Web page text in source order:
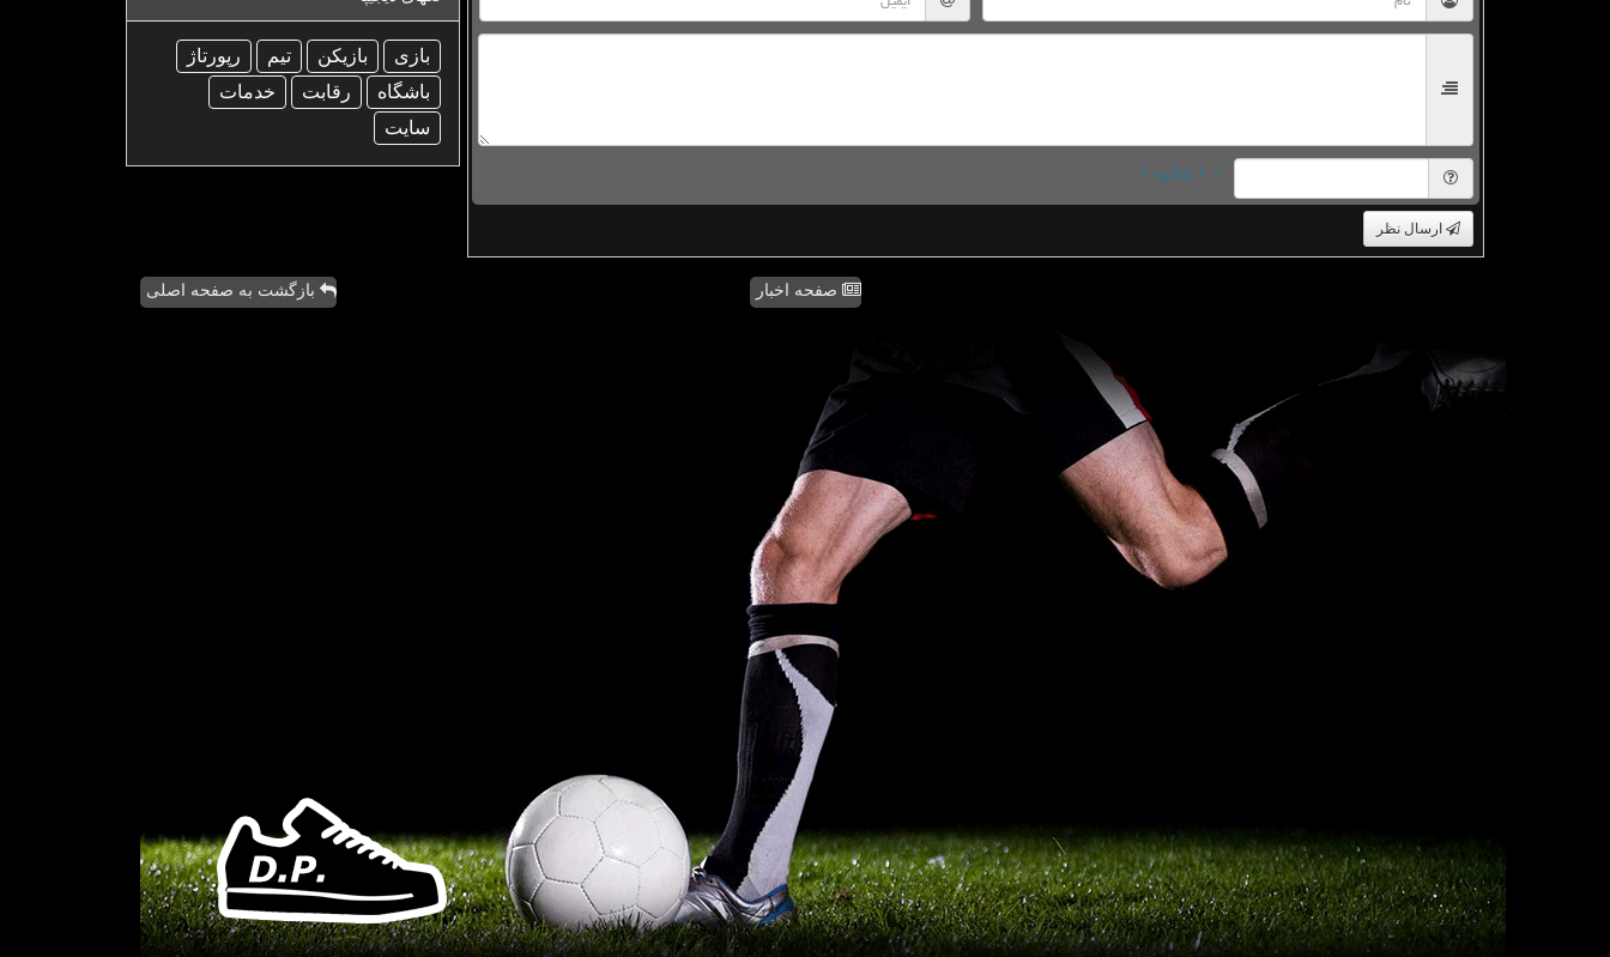
= ۶ بعلاوه ۱
ارسال نظر
بازی بازیكن تیم
رپورتاژ
باشگاه
رقابت
خدمات
سایت
صفحه اخبار بازگشت به صفحه اصلی